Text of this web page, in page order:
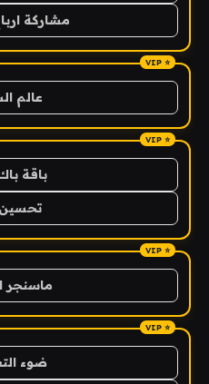
مشاركة
عالم
باقة
تحسين seo
ماسنجر
ضوء